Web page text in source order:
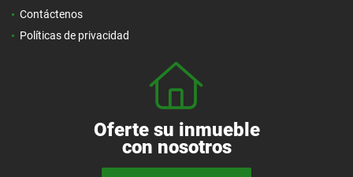
Contáctenos
Políticas de privacidad
Oferte su inmueble
con nosotros